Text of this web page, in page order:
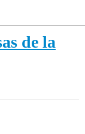
de la